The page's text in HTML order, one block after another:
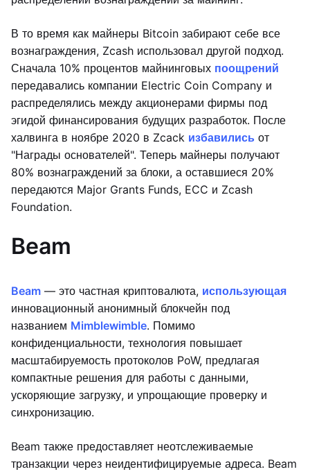
В то время как майнеры Bitcoin забирают себе все
вознаграждения, Zcash использовал другой подход.
Сначала 10% процентов майнинговых поощрений
передавались компании Electric Coin Company и
распределялись между акционерами фирмы под
эгидой финансирования будущих разработок. После
халвинга в ноябре 2020 в Zcack избавились от
"Награды основателей". Теперь майнеры получают
80% вознаграждений за блоки, а оставшиеся 20%
передаются Major Grants Funds, ECC и Zcash
Foundation.
Beam
Beam — это частная криптовалюта, использующая
инновационный анонимный блокчейн под
названием Mimblewimble. Помимо
конфиденциальности, технология повышает
масштабируемость протоколов PoW, предлагая
компактные решения для работы с данными,
ускоряющие загрузку, и упрощающие проверку и
синхронизацию.
Beam также предоставляет неотслеживаемые
транзакции через неидентифицируемые адреса. Beam